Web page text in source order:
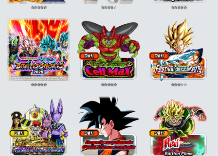
⭐⭐⭐⭐⭐ ⭐⭐⭐⭐⭐ ⭐⭐⭐⭐⭐
⭐⭐⭐⭐⭐ ⭐⭐⭐⭐⭐ ⭐⭐⭐⭐⭐